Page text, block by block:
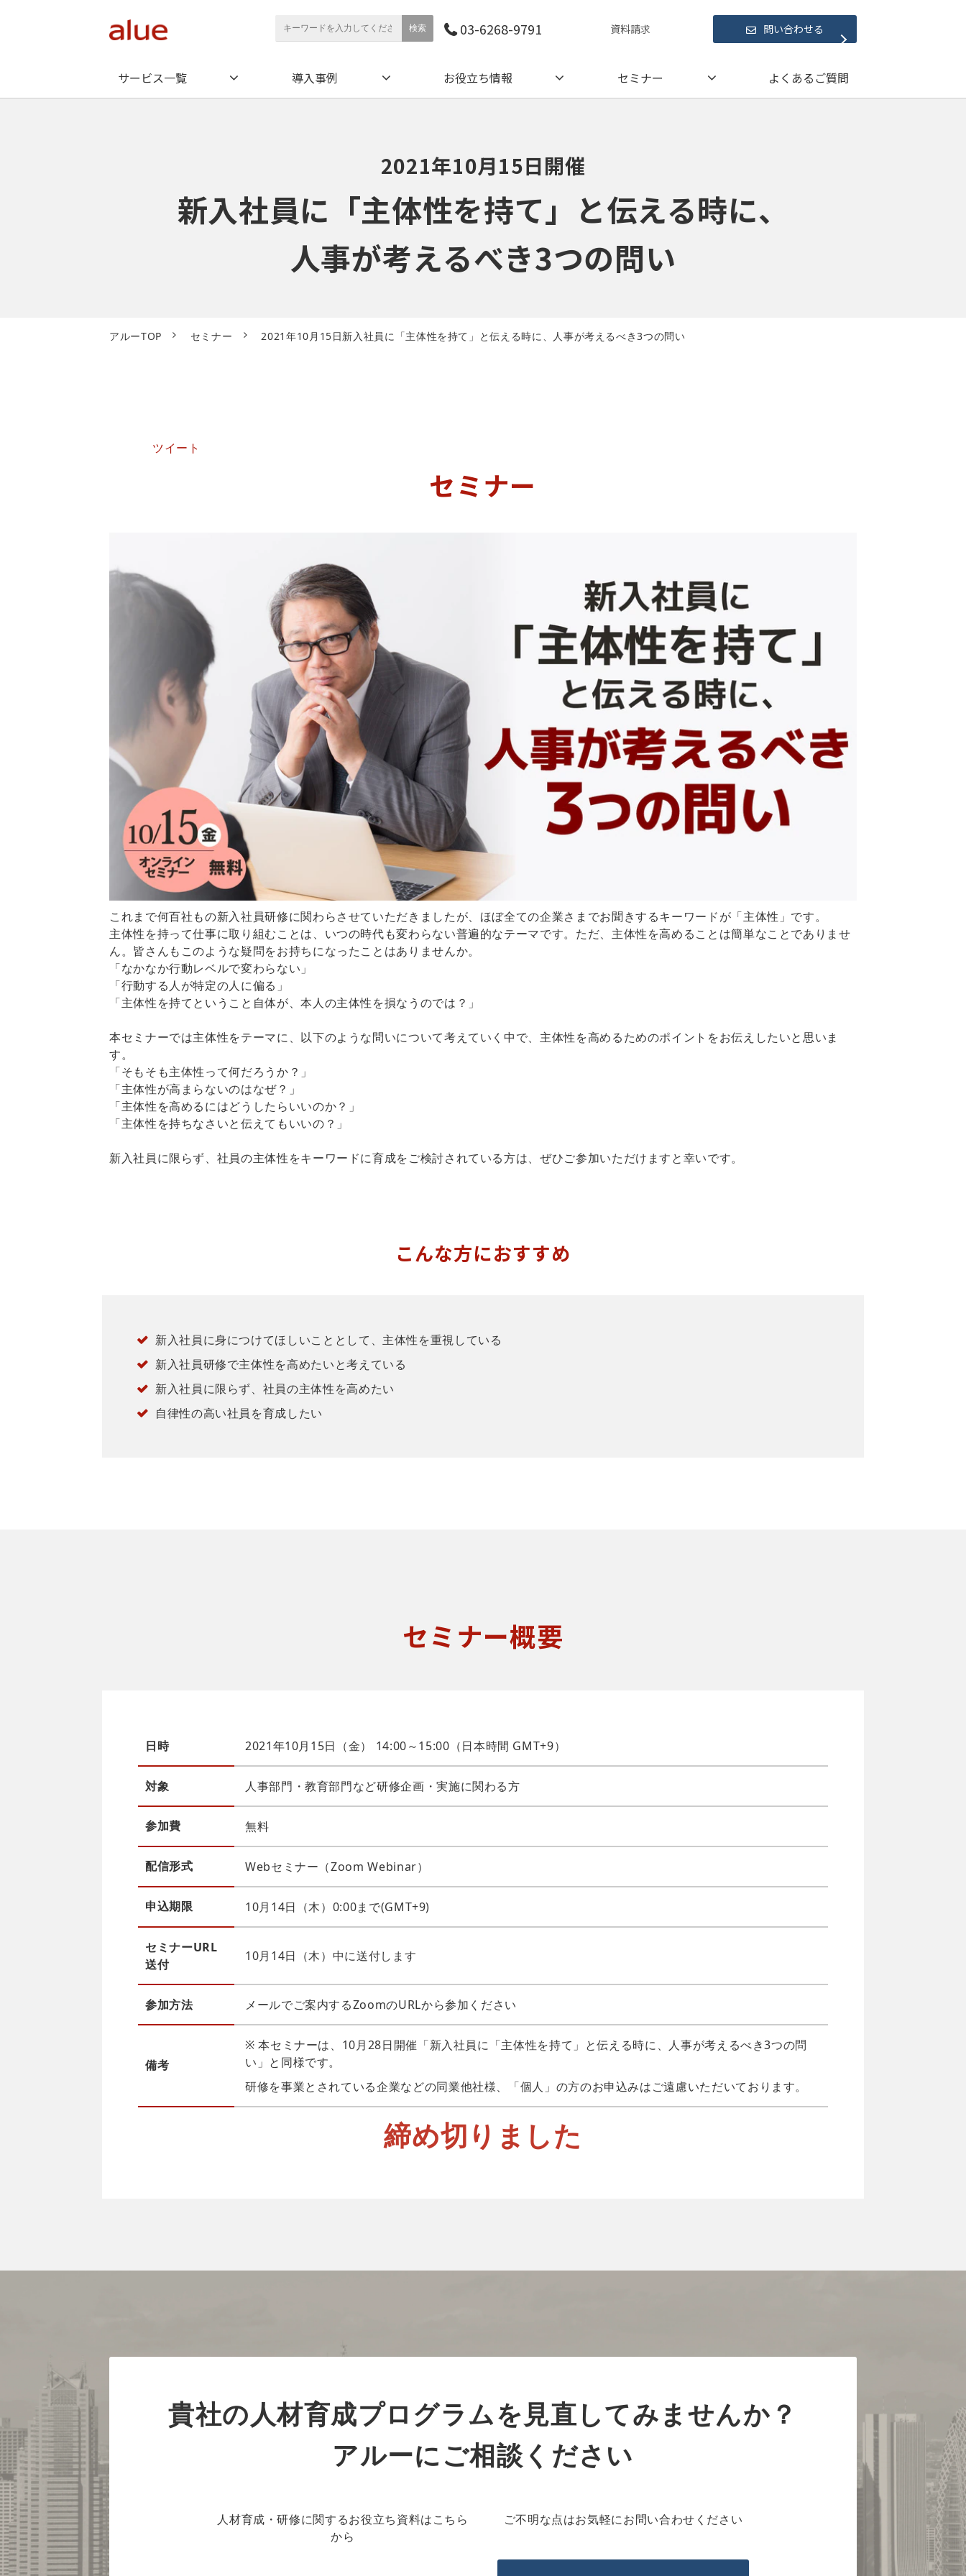
03-6268-9791 資料請求 問い合わせる
サービス一覧 導入事例 お役立ち情報 セミナー よくあるご質問
2021年10月15日開催
新入社員に「主体性を持て」と伝える時に、
人事が考えるべき3つの問い
アルーTOP セミナー 2021年10月15日新入社員に「主体性を持て」と伝える時に、人事が考えるべき3つの問い
ツイート
セミナー
これまで何百社もの新入社員研修に関わらさせていただきましたが、ほぼ全ての企業さまでお聞きするキーワードが「主体性」です。
主体性を持って仕事に取り組むことは、いつの時代も変わらない普遍的なテーマです。ただ、主体性を高めることは簡単なことでありませ
ん。皆さんもこのような疑問をお持ちになったことはありませんか。
「なかなか行動レベルで変わらない」
「行動する人が特定の人に偏る」
「主体性を持てということ自体が、本人の主体性を損なうのでは？」
本セミナーでは主体性をテーマに、以下のような問いについて考えていく中で、主体性を高めるためのポイントをお伝えしたいと思いま
す。
「そもそも主体性って何だろうか？」
「主体性が高まらないのはなぜ？」
「主体性を高めるにはどうしたらいいのか？」
「主体性を持ちなさいと伝えてもいいの？」
新入社員に限らず、社員の主体性をキーワードに育成をご検討されている方は、ぜひご参加いただけますと幸いです。
こんな方におすすめ
新入社員に身につけてほしいこととして、主体性を重視している
新入社員研修で主体性を高めたいと考えている
新入社員に限らず、社員の主体性を高めたい
自律性の高い社員を育成したい
セミナー概要
日時 2021年10月15日（金） 14:00～15:00（日本時間 GMT+9）
対象 人事部門・教育部門など研修企画・実施に関わる方
参加費 無料
配信形式 Webセミナー（Zoom Webinar）
申込期限 10月14日（木）0:00まで(GMT+9)
セミナーURL
送付
10月14日（木）中に送付します
参加方法 メールでご案内するZoomのURLから参加ください
備考
※ 本セミナーは、10月28日開催「新入社員に「主体性を持て」と伝える時に、人事が考えるべき3つの問
い」と同様です。
研修を事業とされている企業などの同業他社様、「個人」の方のお申込みはご遠慮いただいております。
締め切りました
貴社の人材育成プログラムを見直してみませんか？
アルーにご相談ください
人材育成・研修に関するお役立ち資料はこちら
から
ご不明な点はお気軽にお問い合わせください